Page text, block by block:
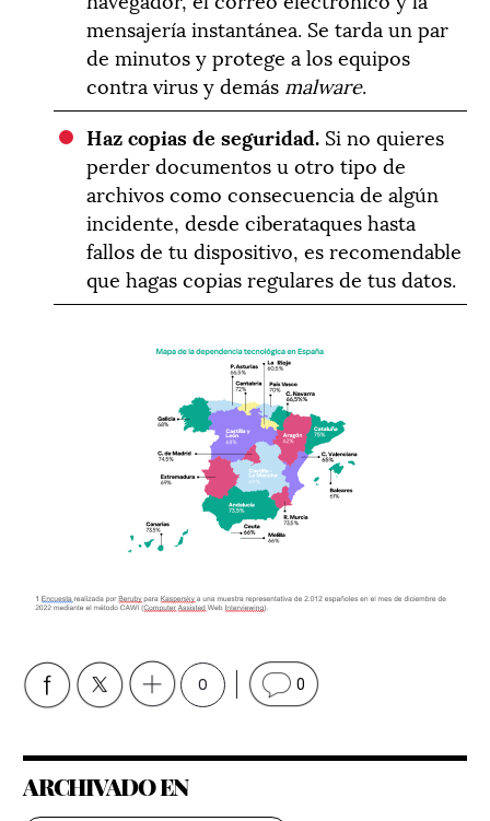
mensajería instantánea. Se tarda un par
de minutos y protege a los equipos
contra virus y demás malware.
Haz copias de seguridad. Si no quieres
perder documentos u otro tipo de
archivos como consecuencia de algún
incidente, desde ciberataques hasta
fallos de tu dispositivo, es recomendable
que hagas copias regulares de tus datos.
0 0
ARCHIVADO EN